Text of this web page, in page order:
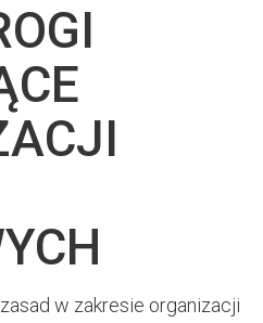
w zakresie organizacji